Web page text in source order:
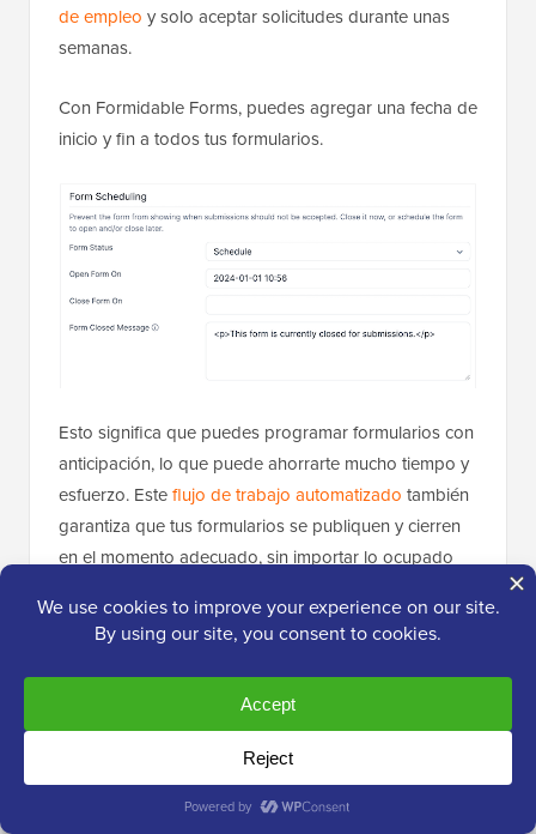
de empleo y solo aceptar solicitudes durante unas
semanas.
Con Formidable Forms, puedes agregar una fecha de
inicio y fin a todos tus formularios.
Esto significa que puedes programar formularios con
anticipación, lo que puede ahorrarte mucho tiempo y
esfuerzo. Esteflujo de trabajo automatizado también
garantiza que tus formularios se publiquen y cierren
en el momento adecuado, sin importar lo ocupado
Para otros formularios, es posible que solo aceptes
un cierto número de envíos. Por ejemplo, si solo
tuviera 10 lugares disponibles en mi próximo